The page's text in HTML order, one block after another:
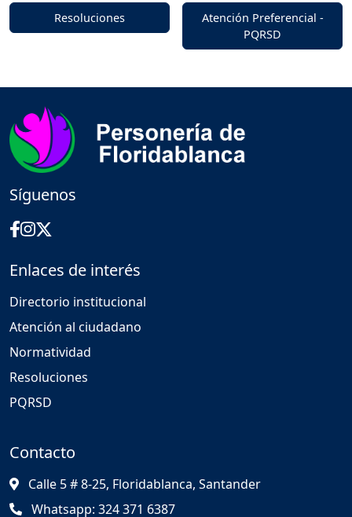
Resoluciones
Atención Preferencial -
PQRSD
Síguenos
Enlaces de interés
Directorio institucional
Atención al ciudadano
Normatividad
Resoluciones
PQRSD
Contacto
Calle 5 # 8-25, Floridablanca, Santander
Whatsapp: 324 371 6387